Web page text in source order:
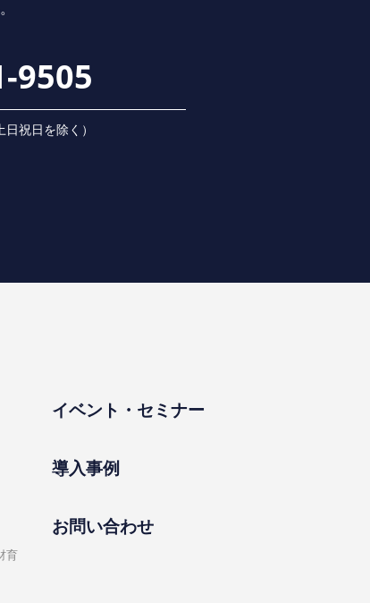
9505
祝⽇を除く）
育
イベント・セミナー
導⼊事例
お問い合わせ